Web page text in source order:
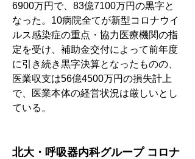
6900万円で、83億7100万円の黒字と
なった。10病院全てが新型コロナウイ
ルス感染症の重点・協力医療機関の指
定を受け、補助金交付によって前年度
に引き続き黒字決算となったものの、
医業収支は56億4500万円の損失計上
で、医業本体の経営状況は厳しいとし
ている。
北大・呼吸器内科グループ コロナ